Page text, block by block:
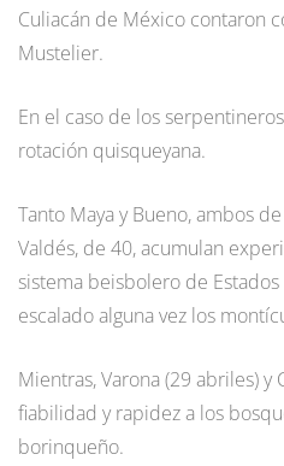
Culiacán de México contaron
Mustelier.
En el caso de los
rotación quisqueyana.
Tanto Maya y Bueno, ambos
Valdés, de 40, acumulan
sistema beisbolero de
escalado alguna vez los
Mientras, Varona (29 abriles) y
fiabilidad y rapidez a los
borinqueño.